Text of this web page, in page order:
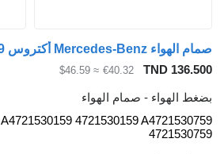
TND
€40.32
≈ $46.59
- صمام الهواء
A4721530159 4721530159
ديزل /